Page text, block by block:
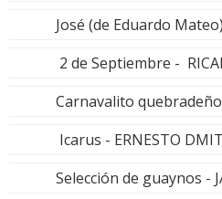
José (de Eduardo
2 de Septiembre -
Carnavalito
Icarus - ERNESTO
Selección de guaynos -